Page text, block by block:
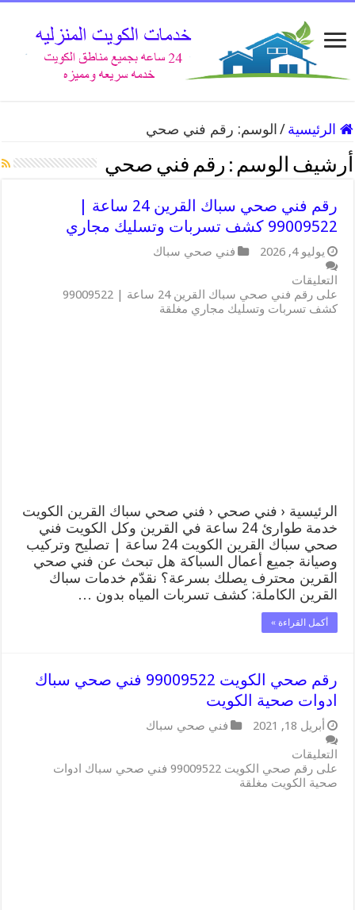
الرئيسية / الوسم: رقم فني صحي
أرشيف الوسم : رقم فني صحي
رقم فني صحي سباك القرين 24 ساعة |
99009522 كشف تسربات وتسليك مجاري
يوليو 4, 2026
فني صحي سباك
التعليقات
على رقم فني صحي سباك القرين 24 ساعة | 99009522
كشف تسربات وتسليك مجاري مغلقة
الرئيسية ‹ فني صحي ‹ فني صحي سباك القرين الكويت
خدمة طوارئ 24 ساعة في القرين وكل الكويت فني
صحي سباك القرين الكويت 24 ساعة | تصليح وتركيب
وصيانة جميع أعمال السباكة هل تبحث عن فني صحي
القرين محترف يصلك بسرعة؟ نقدّم خدمات سباك
القرين الكاملة: كشف تسربات المياه بدون …
أكمل القراءة »
رقم صحي الكويت 99009522 فني صحي سباك
ادوات صحية الكويت
أبريل 18, 2021
فني صحي سباك
التعليقات
على رقم صحي الكويت 99009522 فني صحي سباك ادوات
صحية الكويت مغلقة